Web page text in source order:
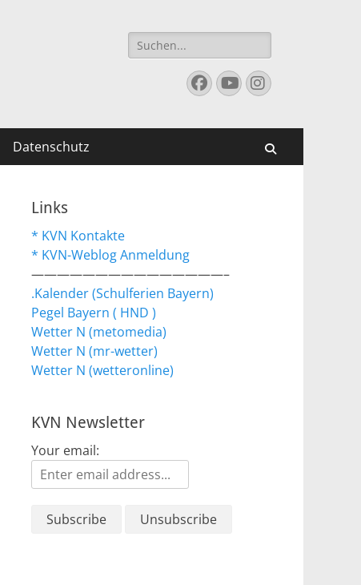
Suchen
nach:
Facebook
YouTube
Instagram
Datenschutz
Links
* KVN Kontakte
* KVN-Weblog Anmeldung
———————————————–
.Kalender (Schulferien Bayern)
Pegel Bayern ( HND )
Wetter N (metomedia)
Wetter N (mr-wetter)
Wetter N (wetteronline)
KVN Newsletter
Your email: